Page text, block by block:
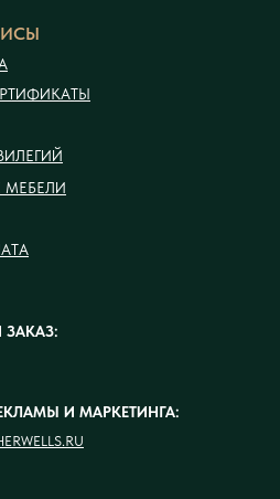
ЗАКАЗ:
МЕБЕЛИ
И МАРКЕТИНГА: